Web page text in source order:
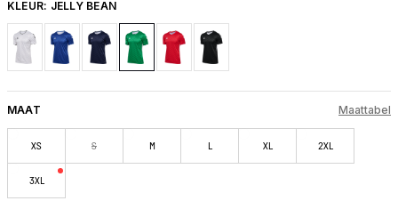
KLEUR: JELLY BEAN
MAAT Maattabel
XS S M L XL 2XL
3XL